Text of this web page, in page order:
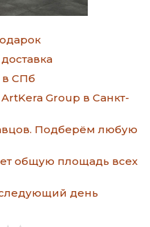
в СПб
Group в Санкт-
Подберём любую
общую площадь всех
день